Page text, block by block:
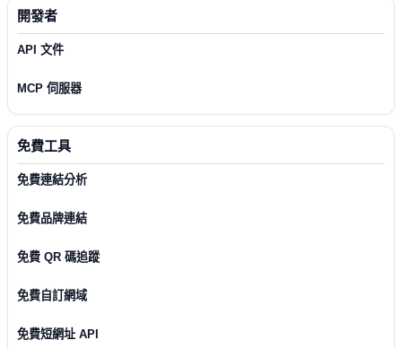
開發者
API 文件
MCP 伺服器
免費工具
免費連結分析
免費品牌連結
免費 QR 碼追蹤
免費自訂網域
免費短網址 API